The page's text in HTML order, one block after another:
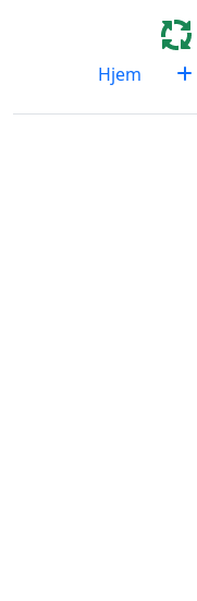
Hjem